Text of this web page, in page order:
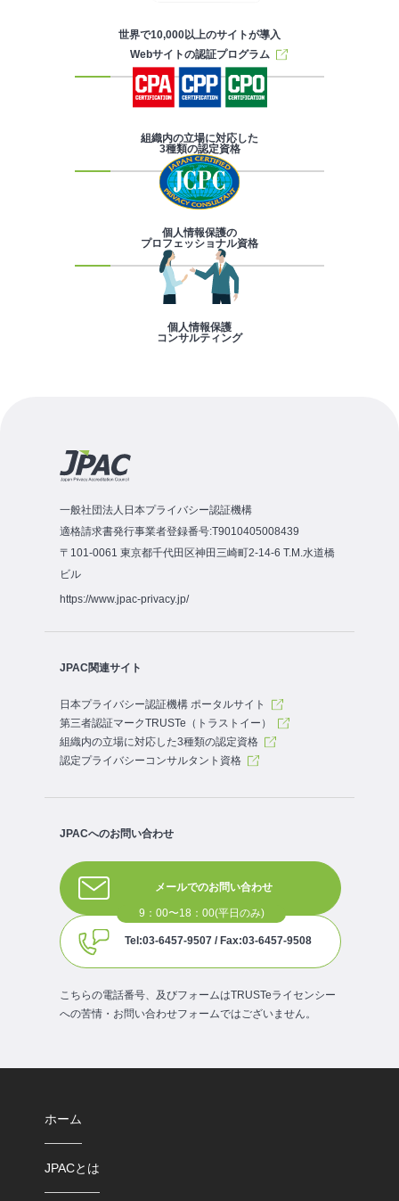
世界で10,000以上のサイトが導入
Webサイトの認証プログラム
組織内の立場に対応した
3種類の認定資格
個人情報保護の
プロフェッショナル資格
個人情報保護
コンサルティング
一般社団法人日本プライバシー認証機構
適格請求書発行事業者登録番号:T9010405008439
〒101-0061 東京都千代田区神田三崎町2-14-6 T.M.水道橋
ビル
https://www.jpac-privacy.jp/
JPAC関連サイト
日本プライバシー認証機構 ポータルサイト
第三者認証マークTRUSTe（トラストイー）
組織内の立場に対応した3種類の認定資格
認定プライバシーコンサルタント資格
JPACへのお問い合わせ
メールでのお問い合わせ
Tel:03-6457-9507 / Fax:03-6457-9508
こちらの電話番号、及びフォームはTRUSTeライセンシー
への苦情・お問い合わせフォームではございません。
ホーム
JPACとは